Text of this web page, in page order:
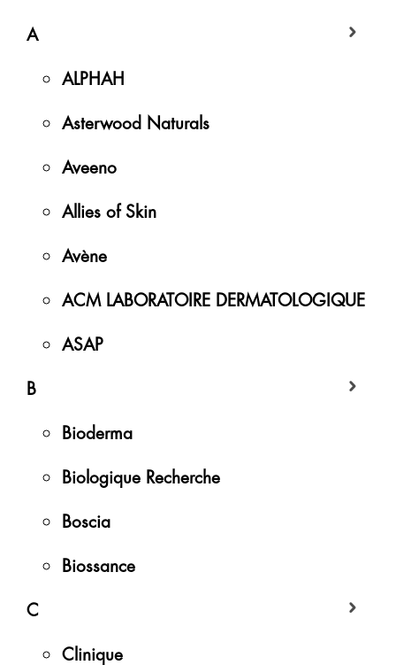
A
ALPHAH
Asterwood Naturals
Aveeno
Allies of Skin
Avène
ACM LABORATOIRE DERMATOLOGIQUE
ASAP
B
Bioderma
Biologique Recherche
Boscia
Biossance
C
Clinique